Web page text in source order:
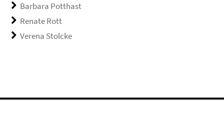
Barbara Potthast
Renate Rott
Verena Stolcke